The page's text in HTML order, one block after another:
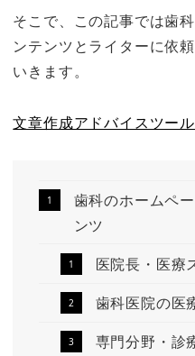
そこで、この記事では歯
ンテンツとライターに依
いきます。
文章作成アドバイスツール
歯科のホームペ
ンツ
医院長・医療
歯科医院の医
専門分野・診